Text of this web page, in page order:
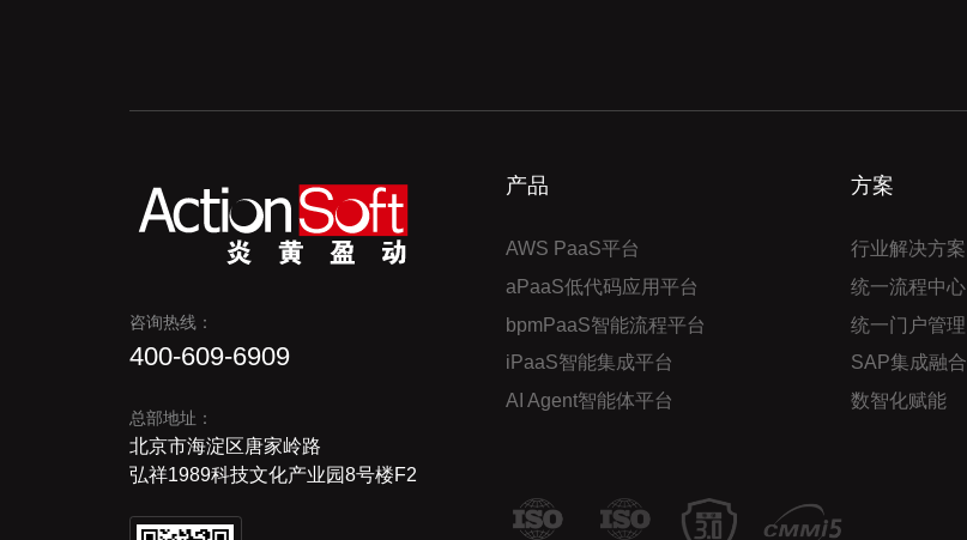
咨询热线：
400-609-6909
总部地址：
北京市海淀区唐家岭路
弘祥1989科技文化产业园8号楼F2
产品
AWS PaaS平台
aPaaS低代码应用平台
bpmPaaS智能流程平台
iPaaS智能集成平台
AI Agent智能体平台
方案
行业解决方案
统一流程中心
统一门户管理
SAP集成融合
数智化赋能